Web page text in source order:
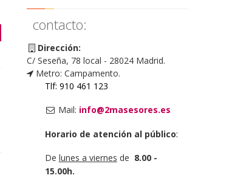
contacto:
Dirección:
C/ Seseña, 78 local - 28024 Madrid.
Metro: Campamento.
Tlf: 910 461 123
Mail: info@2masesores.es
Horario de atención al público:
De lunes a viernes de 8.00 -
15.00h.